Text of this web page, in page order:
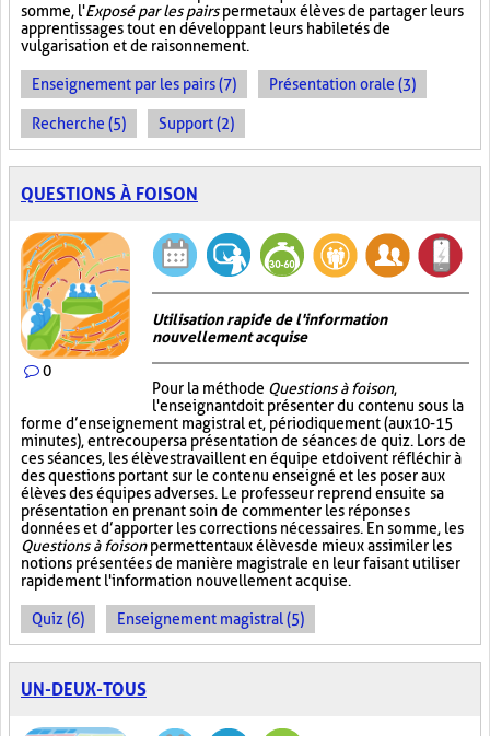
somme, l'Exposé par les pairspermet aux élèves de partager leurs
apprentissages tout en développant leurs habiletés de
vulgarisation et de raisonnement.
Enseignement par les pairs (7) Présentation orale (3)
Recherche (5) Support (2)
QUESTIONS À FOISON
0
Utilisation rapide de l'information
nouvellement acquise
Pour la méthode Questions à foison,
l'enseignant doit présenter du contenu sous la
forme d’enseignement magistral et, périodiquement (aux 10-15
minutes), entrecouper sa présentation de séances de quiz. Lors de
ces séances, les élèves travaillent en équipe et doivent réfléchir à
des questions portant sur le contenu enseigné et les poser aux
élèves des équipes adverses. Le professeur reprend ensuite sa
présentation en prenant soin de commenter les réponses
données et d’apporter les corrections nécessaires. En somme, les
Questions à foisonpermettent aux élèves de mieux assimiler les
notions présentées de manière magistrale en leur faisant utiliser
rapidement l'information nouvellement acquise.
Quiz (6) Enseignement magistral (5)
UN-DEUX-TOUS